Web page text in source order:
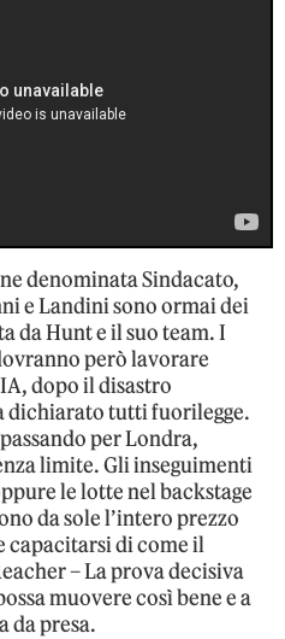
denominata Sindacato,
e Landini sono ormai dei
da Hunt e il suo team. I
però lavorare
dopo il disastro
dichiarato tutti fuorilegge.
per Londra,
limite. Gli inseguimenti
le lotte nel backstage
da sole l’intero prezzo
capacitarsi di come il
– La prova decisiva
muovere così bene e a
da presa.